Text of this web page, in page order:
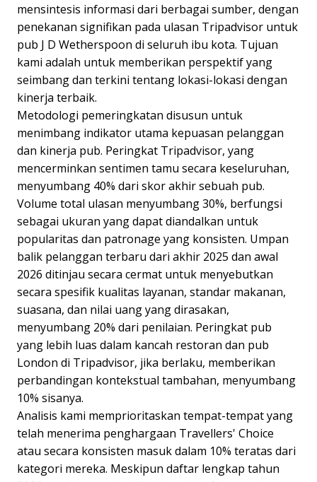
mensintesis informasi dari berbagai sumber, dengan
penekanan signifikan pada ulasan Tripadvisor untuk
pub J D Wetherspoon di seluruh ibu kota. Tujuan
kami adalah untuk memberikan perspektif yang
seimbang dan terkini tentang lokasi-lokasi dengan
kinerja terbaik.
Metodologi pemeringkatan disusun untuk
menimbang indikator utama kepuasan pelanggan
dan kinerja pub. Peringkat Tripadvisor, yang
mencerminkan sentimen tamu secara keseluruhan,
menyumbang 40% dari skor akhir sebuah pub.
Volume total ulasan menyumbang 30%, berfungsi
sebagai ukuran yang dapat diandalkan untuk
popularitas dan patronage yang konsisten. Umpan
balik pelanggan terbaru dari akhir 2025 dan awal
2026 ditinjau secara cermat untuk menyebutkan
secara spesifik kualitas layanan, standar makanan,
suasana, dan nilai uang yang dirasakan,
menyumbang 20% dari penilaian. Peringkat pub
yang lebih luas dalam kancah restoran dan pub
London di Tripadvisor, jika berlaku, memberikan
perbandingan kontekstual tambahan, menyumbang
10% sisanya.
Analisis kami memprioritaskan tempat-tempat yang
telah menerima penghargaan Travellers' Choice
atau secara konsisten masuk dalam 10% teratas dari
kategori mereka. Meskipun daftar lengkap tahun